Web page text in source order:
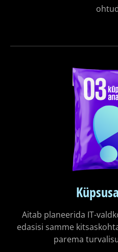
Aitab planeerida IT-
edasisi samme
parema